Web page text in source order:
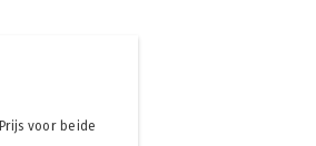
Prijs voor beide